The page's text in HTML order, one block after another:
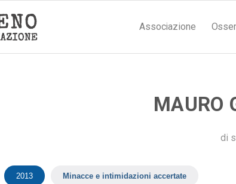
Associazione
MAURO
di
2013 Minacce e intimidazioni accertate